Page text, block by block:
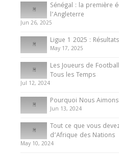
Présentation de
du Cameroun
8 August 2025
Sénégal : la première
l’Angleterre
Jun 26, 2025
Ligue 1 2025 :
May 17, 2025
Les Joueurs de
Tous les Temps
Jul 12, 2024
Pourquoi Nous
Jun 13, 2024
Tout ce que vous
d’Afrique des Nations
May 10, 2024